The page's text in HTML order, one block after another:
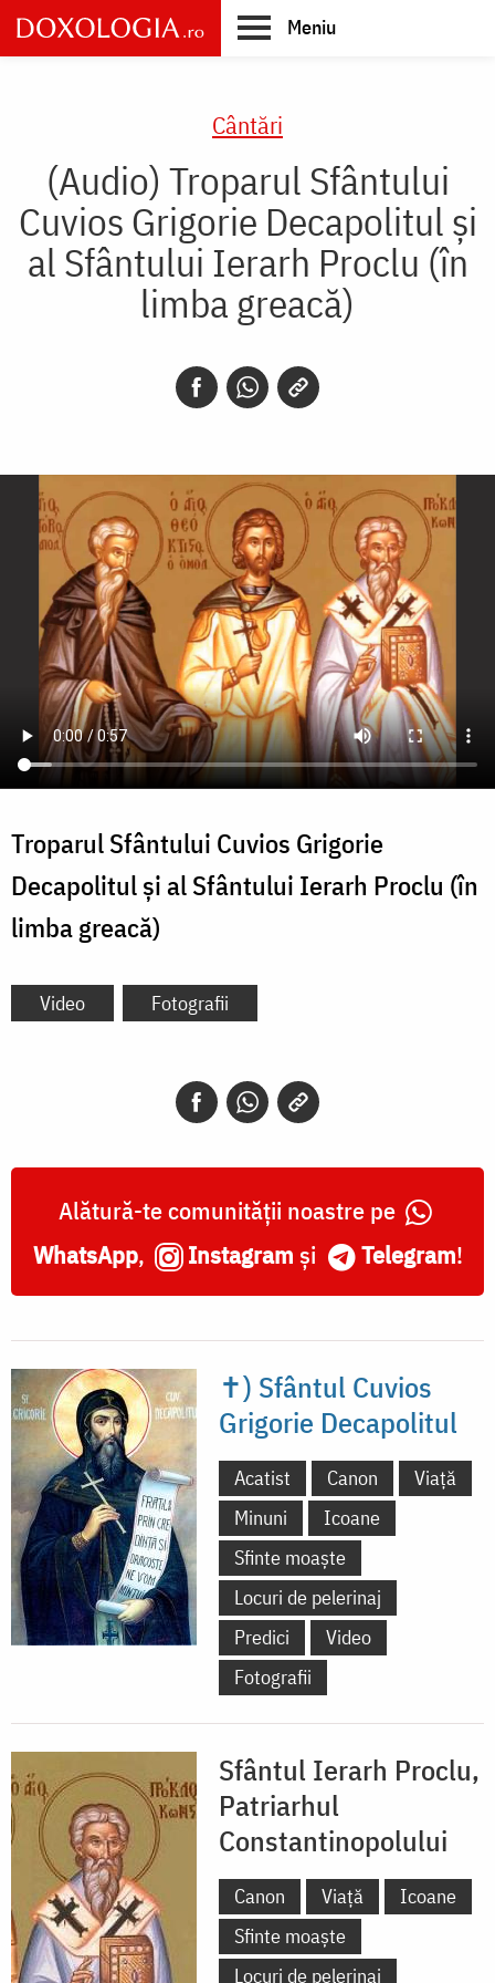
Skip
to
main
Meniu
Cântări
(Audio) Troparul Sfântului
Cuvios Grigorie Decapolitul și
al Sfântului Ierarh Proclu (în
limba greacă)
Troparul Sfântului Cuvios Grigorie
Decapolitul și al Sfântului Ierarh Proclu (în
limba greacă)
Video Fotografii
Alătură-te comunității noastre pe
WhatsApp, Instagram și Telegram!
✝) Sfântul Cuvios
Grigorie Decapolitul
Acatist Canon
Viață
Minuni
Icoane
Sfinte moaște
Locuri de pelerinaj
Predici
Video
Fotografii
Sfântul Ierarh Proclu,
Patriarhul
Constantinopolului
Canon Viață
Icoane
Sfinte moaște
Locuri de pelerinaj